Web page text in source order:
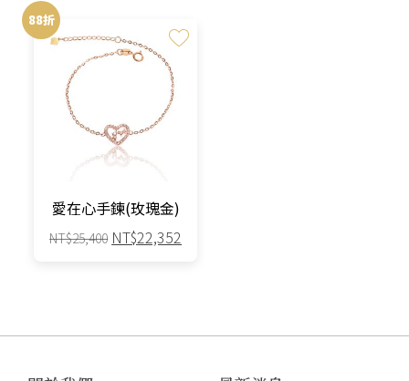
NT$51,100。NT$44,968。
88折
愛在心手鍊(玫瑰金)
NT$25,400 原
NT$22,352